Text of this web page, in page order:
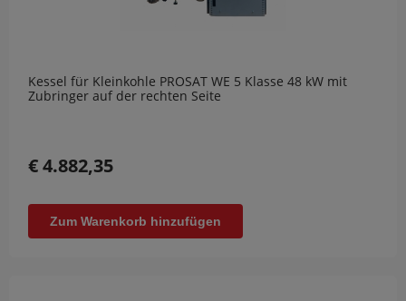
Kessel für Kleinkohle PROSAT WE 5 Klasse 48 kW mit
Zubringer auf der rechten Seite
€ 4.882,35
Zum Warenkorb hinzufügen